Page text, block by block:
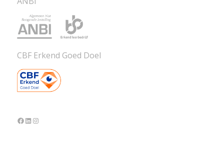
CBF Erkend Goed Doel
Facebook
LinkedIn
Instagram